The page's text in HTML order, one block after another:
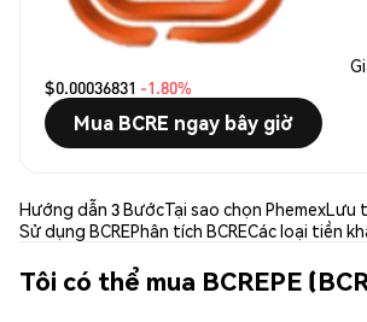
$0.00036831 -1.80%
Mua BCRE ngay bây giờ
Hướng dẫn 3 BướcTại sao chọn PhemexLưu
Sử dụng BCREPhân tích BCRECác loại tiền
Tôi có thể mua BCREPE